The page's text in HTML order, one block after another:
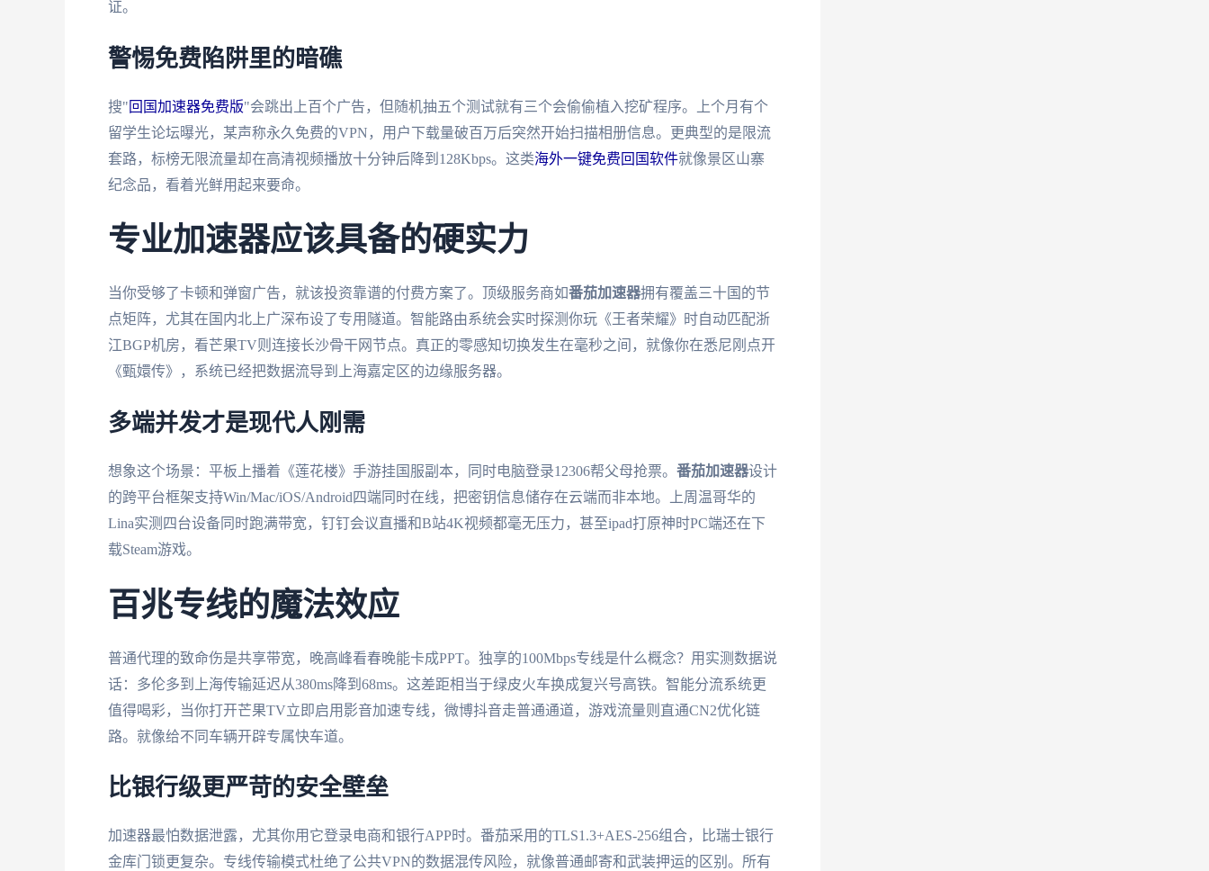
证。
警惕免费陷阱里的暗礁
搜"回国加速器免费版"会跳出上百个广告，但随机抽五个测试就有三个会偷偷植入挖矿程序。上个月有个
留学生论坛曝光，某声称永久免费的VPN，用户下载量破百万后突然开始扫描相册信息。更典型的是限流
套路，标榜无限流量却在高清视频播放十分钟后降到128Kbps。这类海外一键免费回国软件就像景区山寨
纪念品，看着光鲜用起来要命。
专业加速器应该具备的硬实力
当你受够了卡顿和弹窗广告，就该投资靠谱的付费方案了。顶级服务商如番茄加速器拥有覆盖三十国的节
点矩阵，尤其在国内北上广深布设了专用隧道。智能路由系统会实时探测你玩《王者荣耀》时自动匹配浙
江BGP机房，看芒果TV则连接长沙骨干网节点。真正的零感知切换发生在毫秒之间，就像你在悉尼刚点开
《甄嬛传》，系统已经把数据流导到上海嘉定区的边缘服务器。
多端并发才是现代人刚需
想象这个场景：平板上播着《莲花楼》手游挂国服副本，同时电脑登录12306帮父母抢票。 番茄加速器设计
的跨平台框架支持Win/Mac/iOS/Android四端同时在线，把密钥信息储存在云端而非本地。上周温哥华的
Lina实测四台设备同时跑满带宽，钉钉会议直播和B站4K视频都毫无压力，甚至ipad打原神时PC端还在下
载Steam游戏。
百兆专线的魔法效应
普通代理的致命伤是共享带宽，晚高峰看春晚能卡成PPT。独享的100Mbps专线是什么概念？用实测数据说
话：多伦多到上海传输延迟从380ms降到68ms。这差距相当于绿皮火车换成复兴号高铁。智能分流系统更
值得喝彩，当你打开芒果TV立即启用影音加速专线，微博抖音走普通通道，游戏流量则直通CN2优化链
路。就像给不同车辆开辟专属快车道。
比银行级更严苛的安全壁垒
加速器最怕数据泄露，尤其你用它登录电商和银行APP时。番茄采用的TLS1.3+AES-256组合，比瑞士银行
金库门锁更复杂。专线传输模式杜绝了公共VPN的数据混传风险，就像普通邮寄和武装押运的区别。所有